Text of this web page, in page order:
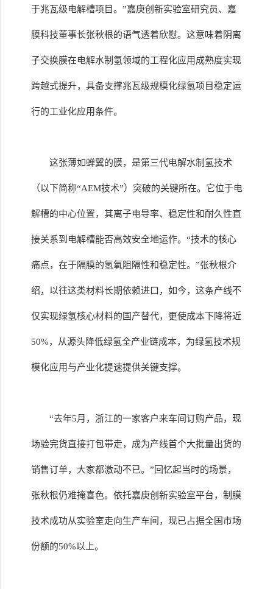
于兆瓦级电解槽项目。”嘉庚创新实验室研究员、嘉
膜科技董事长张秋根的语气透着欣慰。这意味着阴离
子交换膜在电解水制氢领域的工程化应用成熟度实现
跨越式提升，具备支撑兆瓦级规模化绿氢项目稳定运
行的工业化应用条件。
这张薄如蝉翼的膜，是第三代电解水制氢技术
（以下简称“AEM技术”）突破的关键所在。它位于电
解槽的中心位置，其离子电导率、稳定性和耐久性直
接关系到电解槽能否高效安全地运作。“技术的核心
痛点，在于隔膜的氢氧阻隔性和稳定性。”张秋根介
绍，以往这类材料长期依赖进口，如今，这条产线不
仅实现绿氢核心材料的国产替代，更使成本下降将近
50%，从源头降低绿氢全产业链成本，为绿氢技术规
模化应用与产业化提速提供关键支撑。
“去年5月，浙江的一家客户来车间订购产品，现
场验完货直接打包带走，成为产线首个大批量出货的
销售订单，大家都激动不已。”回忆起当时的场景，
张秋根仍难掩喜色。依托嘉庚创新实验室平台，制膜
技术成功从实验室走向生产车间，现已占据全国市场
份额的50%以上。